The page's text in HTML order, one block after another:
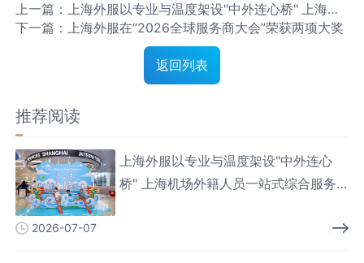
上一篇：上海外服以专业与温度架设"中外连心桥" 上海机
场外籍人员一站式综合服务中心服务人次破百万
返回列表
下一篇：上海外服在“2026全球服务商大会”荣获两项大奖
推荐阅读
上海外服以专业与温度架设"中外连心
桥" 上海机场外籍人员一站式综合服务
2026-07-07